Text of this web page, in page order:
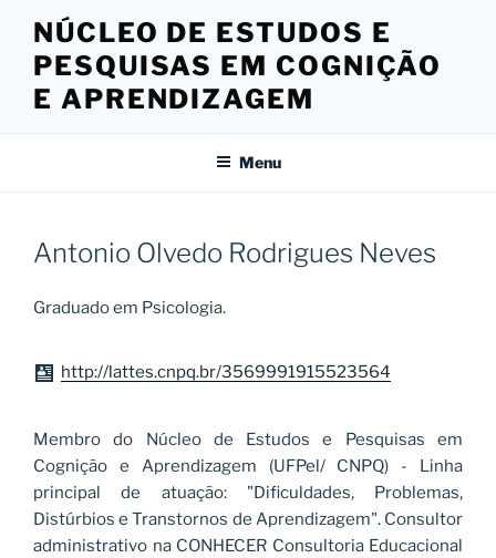
conteúdo
NÚCLEO DE ESTUDOS E
PESQUISAS EM COGNIÇÃO
E APRENDIZAGEM
Menu
Antonio Olvedo Rodrigues Neves
Graduado em Psicologia.
http://lattes.cnpq.br/3569991915523564
Membro do Núcleo de Estudos e Pesquisas em
Cognição e Aprendizagem (UFPel/ CNPQ) - Linha
principal de atuação: "Dificuldades, Problemas,
Distúrbios e Transtornos de Aprendizagem". Consultor
administrativo na CONHECER Consultoria Educacional